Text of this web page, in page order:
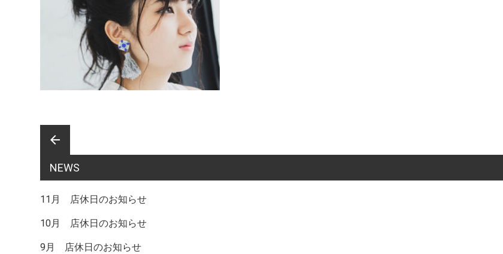
前
後
の
arrow_back
NEWS
11月 店休日のお知らせ
10月 店休日のお知らせ
9月 店休日のお知らせ